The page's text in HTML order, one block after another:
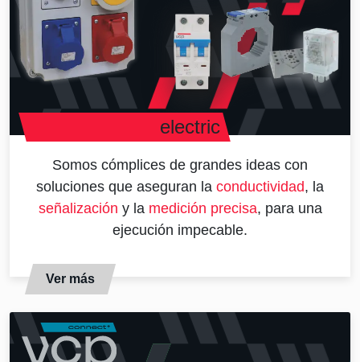
electric
Somos cómplices de grandes ideas con
soluciones que aseguran la conductividad, la
señalización y la medición precisa, para una
ejecución impecable.
Ver más